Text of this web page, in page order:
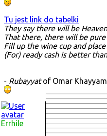
Tu jest link do tabelki
They say there will be
That there, there will be
Fill up the wine cup and
(For) ready cash is better
- Rubayyatof Omar
Errhile